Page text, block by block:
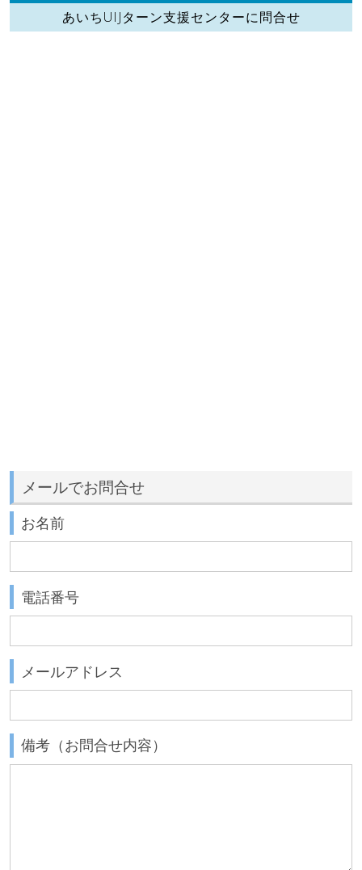
あいちUIJターン支援センターに問合せ
メールでお問合せ
お名前
電話番号
メールアドレス
備考（お問合せ内容）